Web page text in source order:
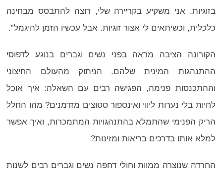
בזוגיות. אני משקיע בקריירה שלי, רוצה להתבסס מבחינה
כלכלית, וכשיתאים לי אצור זוגיות. אבל עכשיו הזמן להיגמל”.
הקורונה הציבה מראה בפני נשים וגברים בנוגע לדפוסי
ההתנהגות המינית שלהם. הניתוק מהעולם החיצוני
וההתכנסות פנימה, הפגישה רבים עם השאלה: איך אוכל
לחיות בלי נערות ליווי ואינספור סטוצים מזדמנים? מהו החלל
הריק הפנימי שהתמלא בהתנהגויות המתמכרות, ואיך אפשר
למלא אותו בדרכים בריאות ומזינות?
החרדה שנוצרה ממוות וחולי דחפה נשים וגברים רבים לשנות